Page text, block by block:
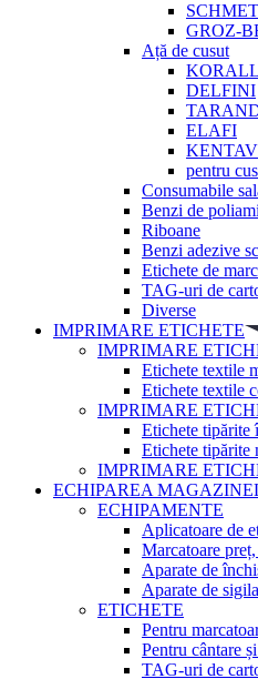
GROZ-
Ață de cusut
DELFINI
ELAFI
pentru
Consumabile
Benzi de
Riboane
Benzi adezive
Etichete de
TAG-uri de
Diverse
IMPRIMARE ETICHETE
IMPRIMARE
Etichete textile
Etichete textile
IMPRIMARE
Etichete tipărite
Etichete tipărite
IMPRIMARE
ECHIPAREA
ECHIPAMENTE
Aplicatoare de
Marcatoare
Aparate de
Aparate de
ETICHETE
Pentru
Pentru cântare
TAG-uri de